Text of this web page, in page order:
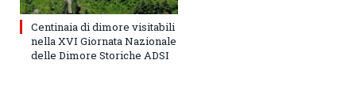
Centinaia di dimore visitabili
nella XVI Giornata Nazionale
delle Dimore Storiche ADSI